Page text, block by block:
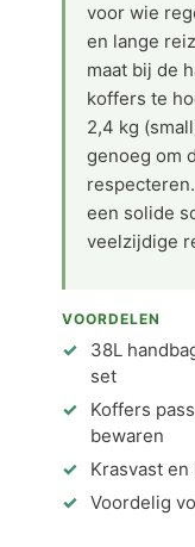
voor wie
en lange
maat bij de
koffers te
2,4 kg
genoeg om
een solide
veelzijdige
VOORDELEN
38L
set
Koffers
bewaren
Krasvast
Voordelig